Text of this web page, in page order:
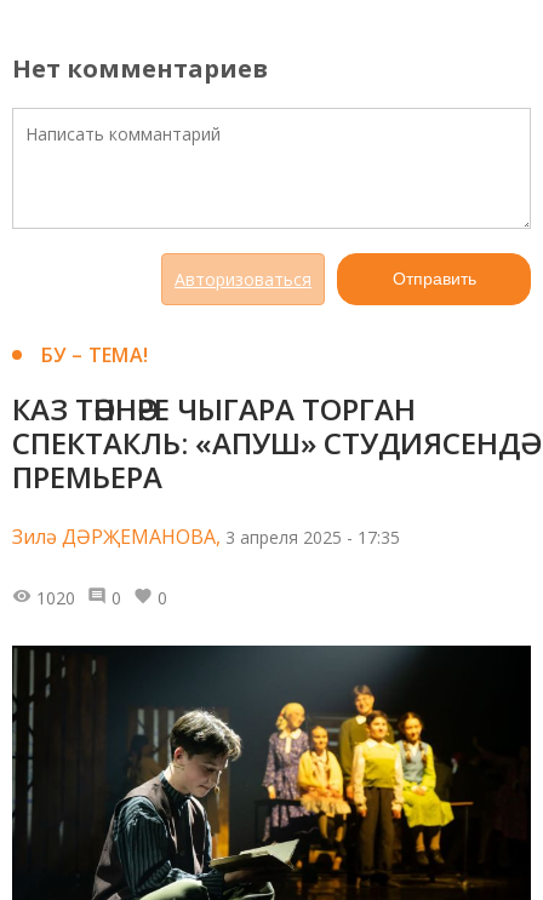
Нет комментариев
Авторизоваться Отправить
БУ – ТЕМА!
КАЗ ТӘННӘРЕ ЧЫГАРА ТОРГАН
СПЕКТАКЛЬ: «АПУШ» СТУДИЯСЕНДӘ
ПРЕМЬЕРА
Зилә ДӘРҖЕМАНОВА, 3 апреля 2025 - 17:35
1020 0 0